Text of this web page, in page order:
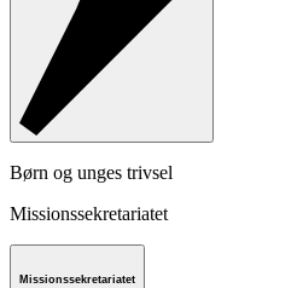
Børn og unges trivsel
Missionssekretariatet
Missionssekretariatet